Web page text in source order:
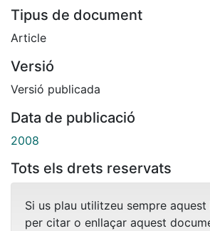
Tipus de document
Article
Versió
Versió publicada
Data de publicació
2008
Tots els drets reservats
Si us plau utilitzeu sempre
per citar o enllaçar aquest